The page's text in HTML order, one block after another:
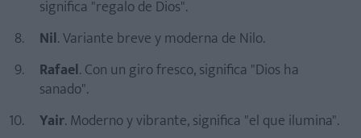
significa "regalo de Dios".
Nil. Variante breve y moderna de Nilo.
Rafael. Con un giro fresco, significa "Dios ha
sanado".
Yair. Moderno y vibrante, significa "el que ilumina".